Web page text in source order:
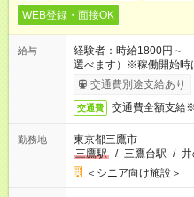
WEB登録・面接OK
給与
経験者：時給1800円～
選べます）※稼働開始時
す。交通費別途支給あり
交通費 交通費全額支給
勤務地
東京都三鷹市
三鷹駅
/ 三鷹台駅 / 井
＜シニア向け施設＞